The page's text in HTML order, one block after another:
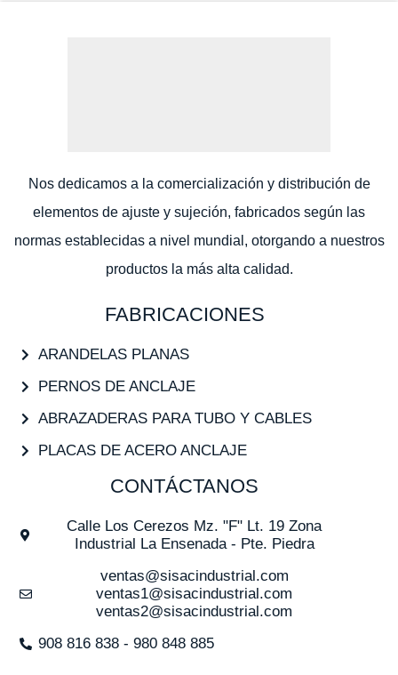
Nos dedicamos a la comercialización y distribución de
elementos de ajuste y sujeción, fabricados según las
normas establecidas a nivel mundial, otorgando a nuestros
productos la más alta calidad.
FABRICACIONES
ARANDELAS PLANAS
PERNOS DE ANCLAJE
ABRAZADERAS PARA TUBO Y CABLES
PLACAS DE ACERO ANCLAJE
CONTÁCTANOS
Calle Los Cerezos Mz. "F" Lt. 19 Zona
Industrial La Ensenada - Pte. Piedra
ventas@sisacindustrial.com
ventas1@sisacindustrial.com
ventas2@sisacindustrial.com
908 816 838 - 980 848 885